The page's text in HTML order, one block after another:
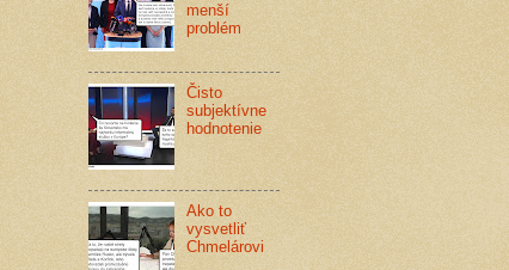
menší
problém
Čisto
subjektívne
hodnotenie
Ako to
vysvetliť
Chmelárovi